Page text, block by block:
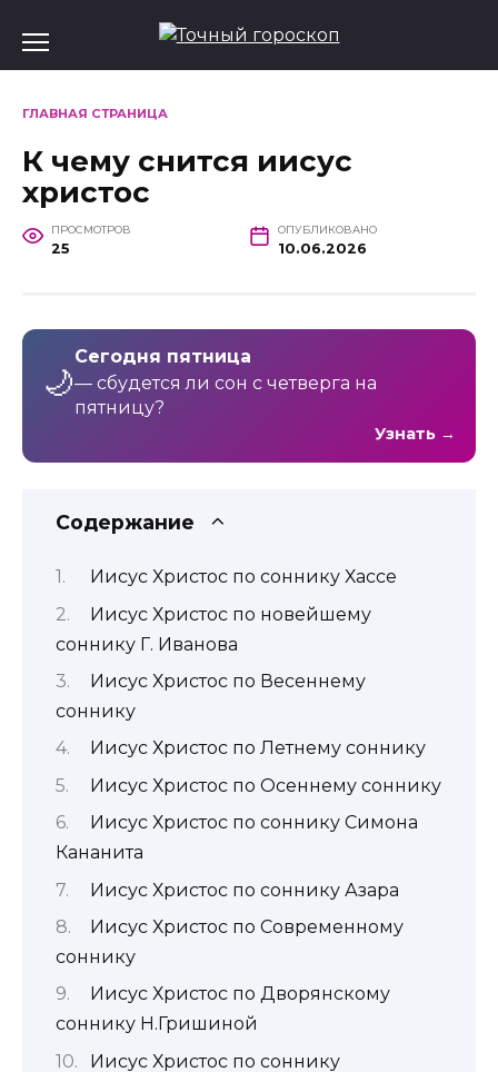
содержанию
ГЛАВНАЯ СТРАНИЦА
К чему снится иисус
христос
ПРОСМОТРОВ
25
ОПУБЛИКОВАНО
10.06.2026
🌙
Сегодня пятница
— сбудется ли сон с четверга на
пятницу?
Узнать →
Содержание
Иисус Христос по соннику Хассе
Иисус Христос по новейшему
соннику Г. Иванова
Иисус Христос по Весеннему
соннику
Иисус Христос по Летнему соннику
Иисус Христос по Осеннему соннику
Иисус Христос по соннику Симона
Кананита
Иисус Христос по соннику Азара
Иисус Христос по Современному
соннику
Иисус Христос по Дворянскому
соннику Н.Гришиной
Иисус Христос по соннику